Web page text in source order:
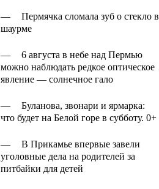
—
Пермячка сломала зуб о стекло в
шаурме
—
6 августа в небе над Пермью
можно наблюдать редкое оптическое
явление — солнечное гало
—
Буланова, звонари и ярмарка:
что будет на Белой горе в субботу. 0+
—
В Прикамье впервые завели
уголовные дела на родителей за
питбайки для детей